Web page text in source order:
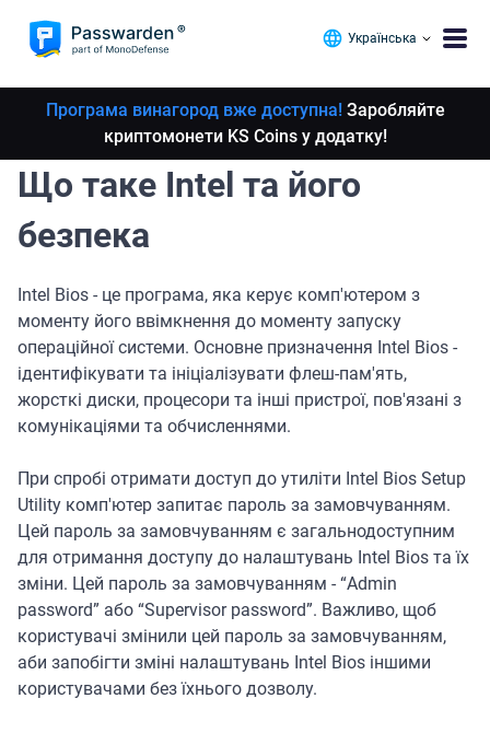
Українська
Програма винагород вже доступна!Заробляйте
криптомонети KS Coins у додатку!
Що таке Intel та його
безпека
Intel Bios - це програма, яка керує комп'ютером з
моменту його ввімкнення до моменту запуску
операційної системи. Основне призначення Intel Bios -
ідентифікувати та ініціалізувати флеш-пам'ять,
жорсткі диски, процесори та інші пристрої, пов'язані з
комунікаціями та обчисленнями.
При спробі отримати доступ до утиліти Intel Bios Setup
Utility комп'ютер запитає пароль за замовчуванням.
Цей пароль за замовчуванням є загальнодоступним
для отримання доступу до налаштувань Intel Bios та їх
зміни. Цей пароль за замовчуванням - “Admin
password” або “Supervisor password”. Важливо, щоб
користувачі змінили цей пароль за замовчуванням,
аби запобігти зміні налаштувань Intel Bios іншими
користувачами без їхнього дозволу.